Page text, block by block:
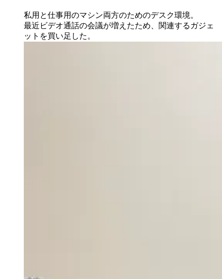
私用と仕事用のマシン両方のためのデスク環境。
最近ビデオ通話の会議が増えたため、関連するガジェ
ットを買い足した。